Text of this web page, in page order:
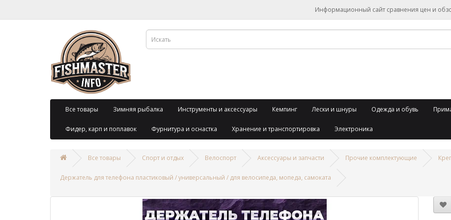
Информационный сайт сравнения цен и
Все товары Зимняя рыбалка Инструменты и аксессуары Кемпинг Лески и шнуры Одежда и обувь
Фидер, карп и поплавок Фурнитура и оснастка Хранение и транспортировка Электроника
Все товары Спорт и отдых Велоспорт Аксессуары и запчасти Прочие комплектующие
Держатель для телефона пластиковый / универсальный / для велосипеда, мопеда, самоката